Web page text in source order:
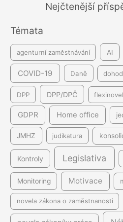
í
Nejčtenější
Témata
agenturní zaměstnávání AI
COVID-19 Daně
DPP DPP/DPČ
GDPR Home office
JMHZ judikatura
Kontroly Legislativa
Monitoring Motivace
novela zákona o zaměstnanosti